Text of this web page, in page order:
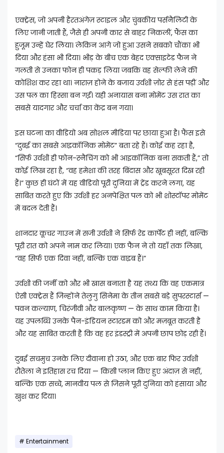
एक्ट्रेस, जो अपनी हैरतअंगेज़ स्टाइल और चुंबकीय पर्सनैलिटी के
लिए जानी जाती हैं, जैसे ही अपनी कार से बाहर निकलीं, फैंस का
हुजूम उन्हें घेर लिया। लेकिन आगे जो हुआ उसने सबको चौंका भी
दिया और हंसा भी दिया। भीड़ के बीच एक बेहद एक्साइटेड फैन ने
गलती से उनका फोन ही पकड़ लिया जबकि वह सेल्फी लेने की
कोशिश कर रहा था। नाराज़ होने के बजाय उर्वशी ज़ोर से हंस पड़ीं और
उस पल का हिस्सा बन गईं। यही अनायास बना मोमेंट उस रात का
सबसे यादगार और चर्चा का केंद्र बन गया।
इस घटना का वीडियो अब सोशल मीडिया पर छाया हुआ है। फैंस इसे
“दुबई का सबसे आइकॉनिक मोमेंट” बता रहे हैं। कोई कह रहा है,
“सिर्फ उर्वशी ही फोन-स्नैचिंग को भी आइकॉनिक बना सकती हैं,” तो
कोई लिख रहा है, “वह हमेशा की तरह बिंदास और खूबसूरत दिख रही
हैं।” कुछ ही घंटों में यह वीडियो पूरी दुनिया में ट्रेंड करने लगा, यह
साबित करते हुए कि उर्वशी हर अनपेक्षित पल को भी शोस्टॉपर मोमेंट
में बदल देती हैं।
शानदार कूचर गाउन में सजी उर्वशी ने सिर्फ रेड कार्पेट ही नहीं, बल्कि
पूरी रात को अपने नाम कर लिया। एक फैन ने तो यहाँ तक लिखा,
“वह सिर्फ एक दिवा नहीं, बल्कि एक वाइब हैं।”
उर्वशी की जर्नी को और भी खास बनाता है यह तथ्य कि वह एकमात्र
ऐसी एक्ट्रेस हैं जिन्होंने तेलुगु सिनेमा के तीन सबसे बड़े सुपरस्टार्स —
पवन कल्याण, चिरंजीवी और बालकृष्ण — के साथ काम किया है।
यह उपलब्धि उनके पैन-इंडियन स्टारडम को और मज़बूत करती है
और यह साबित करती है कि वह हर इंडस्ट्री में अपनी छाप छोड़ रही हैं।
दुबई सचमुच उनके लिए दीवाना हो उठा, और एक बार फिर उर्वशी
रौतेला ने इतिहास रच दिया — किसी प्लान किए हुए अंदाज़ से नहीं,
बल्कि एक सच्चे, मानवीय पल से जिसने पूरी दुनिया को हंसाया और
खुश कर दिया।
Entertainment